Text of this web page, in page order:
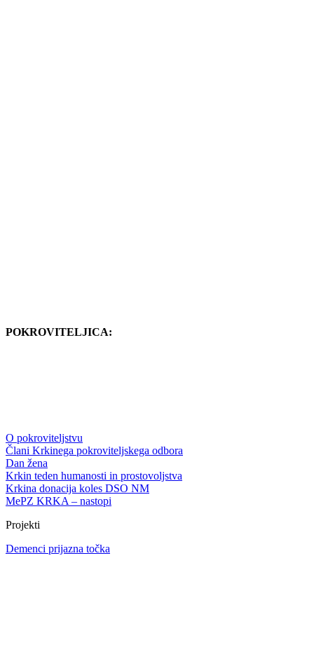
POKROVITELJICA:
O pokroviteljstvu
Člani Krkinega pokroviteljskega odbora
Dan žena
Krkin teden humanosti in prostovoljstva
Krkina donacija koles DSO NM
MePZ KRKA – nastopi
Projekti
Demenci prijazna točka